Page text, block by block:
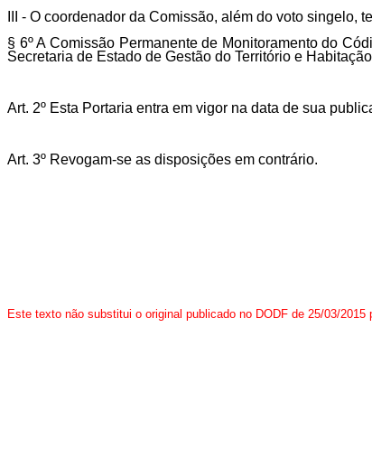
III - O coordenador da Comissão, além do voto singelo,
§ 6º A Comissão Permanente de Monitoramento do
Secretaria de Estado de Gestão do Território e
Art. 2º Esta Portaria entra em vigor na data de sua
Art. 3º Revogam-se as disposições em contrário.
Este texto não substitui o original publicado no DODF de 25/03/2015